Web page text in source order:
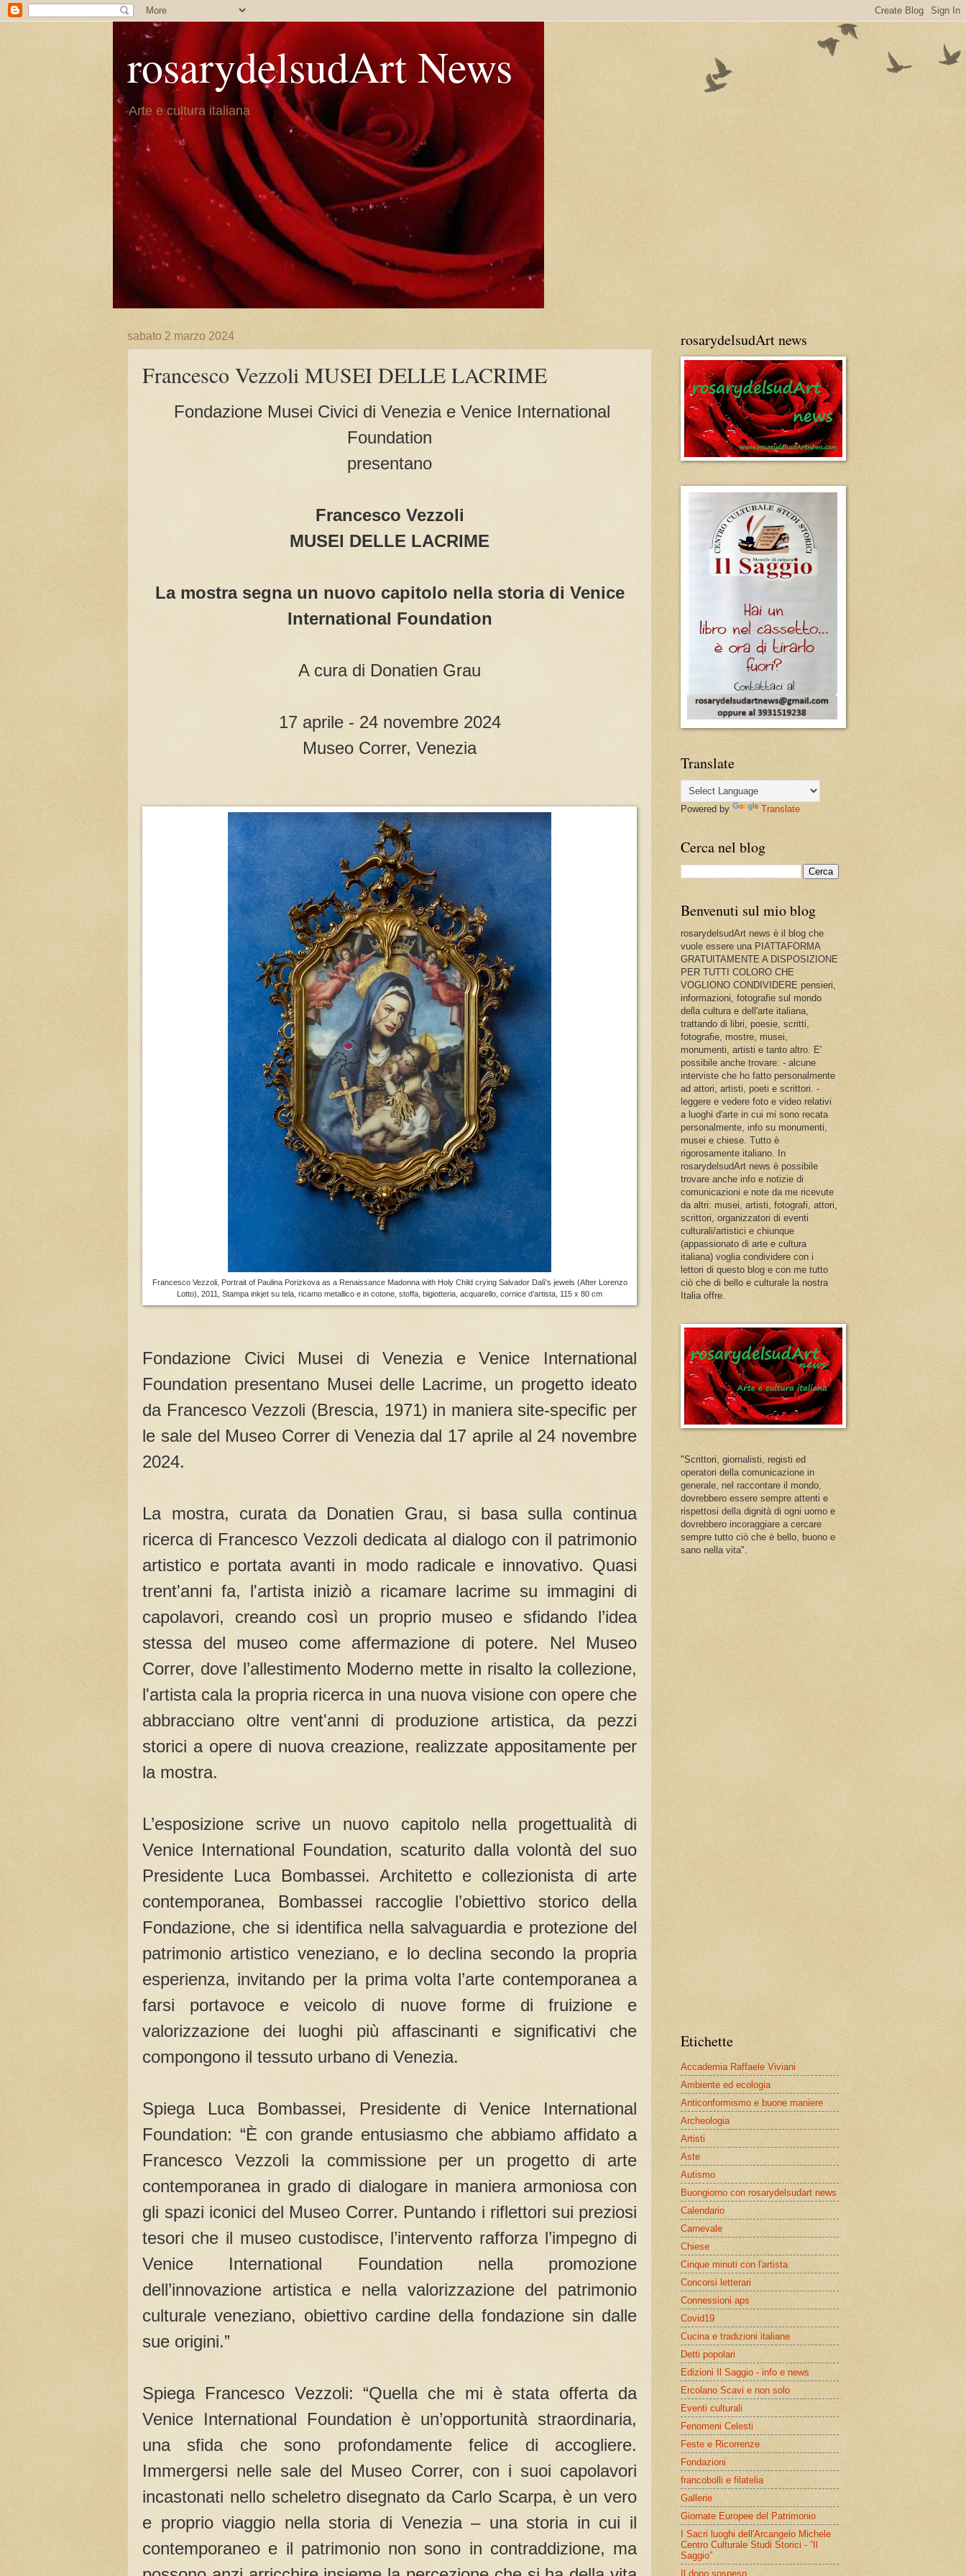
rosarydelsudArt News
Arte e cultura italiana
sabato 2 marzo 2024
Francesco Vezzoli MUSEI DELLE LACRIME
Fondazione Musei Civici di Venezia e Venice International
Foundation
presentano
Francesco Vezzoli
MUSEI DELLE LACRIME
La mostra segna un nuovo capitolo nella storia di Venice
International Foundation
A cura di Donatien Grau
17 aprile - 24 novembre 2024
Museo Correr, Venezia
Francesco Vezzoli, Portrait of Paulina Porizkova as a Renaissance Madonna with Holy Child crying Salvador Dalì's jewels (After Lorenzo
Lotto), 2011, Stampa inkjet su tela, ricamo metallico e in cotone, stoffa, bigiotteria, acquarello, cornice d’artista, 115 x 80 cm
Fondazione Civici Musei di Venezia e Venice International
Foundation presentano Musei delle Lacrime, un progetto ideato
da Francesco Vezzoli (Brescia, 1971) in maniera site-specific per
le sale del Museo Correr di Venezia dal 17 aprile al 24 novembre
2024.
La mostra, curata da Donatien Grau, si basa sulla continua
ricerca di Francesco Vezzoli dedicata al dialogo con il patrimonio
artistico e portata avanti in modo radicale e innovativo. Quasi
trent'anni fa, l'artista iniziò a ricamare lacrime su immagini di
capolavori, creando così un proprio museo e sfidando l’idea
stessa del museo come affermazione di potere. Nel Museo
Correr, dove l’allestimento Moderno mette in risalto la collezione,
l'artista cala la propria ricerca in una nuova visione con opere che
abbracciano oltre vent'anni di produzione artistica, da pezzi
storici a opere di nuova creazione, realizzate appositamente per
la mostra.
L’esposizione scrive un nuovo capitolo nella progettualità di
Venice International Foundation, scaturito dalla volontà del suo
Presidente Luca Bombassei. Architetto e collezionista di arte
contemporanea, Bombassei raccoglie l’obiettivo storico della
Fondazione, che si identifica nella salvaguardia e protezione del
patrimonio artistico veneziano, e lo declina secondo la propria
esperienza, invitando per la prima volta l’arte contemporanea a
farsi portavoce e veicolo di nuove forme di fruizione e
valorizzazione dei luoghi più affascinanti e significativi che
compongono il tessuto urbano di Venezia.
Spiega Luca Bombassei, Presidente di Venice International
Foundation: “È con grande entusiasmo che abbiamo affidato a
Francesco Vezzoli la commissione per un progetto di arte
contemporanea in grado di dialogare in maniera armoniosa con
gli spazi iconici del Museo Correr. Puntando i riflettori sui preziosi
tesori che il museo custodisce, l’intervento rafforza l’impegno di
Venice International Foundation nella promozione
dell’innovazione artistica e nella valorizzazione del patrimonio
culturale veneziano, obiettivo cardine della fondazione sin dalle
sue origini.”
Spiega Francesco Vezzoli: “Quella che mi è stata offerta da
Venice International Foundation è un’opportunità straordinaria,
una sfida che sono profondamente felice di accogliere.
Immergersi nelle sale del Museo Correr, con i suoi capolavori
incastonati nello scheletro disegnato da Carlo Scarpa, è un vero
e proprio viaggio nella storia di Venezia – una storia in cui il
contemporaneo e il patrimonio non sono in contraddizione, ma
rosarydelsudArt news
Translate
Powered by Translate
Cerca nel blog
Benvenuti sul mio blog
rosarydelsudArt news è il blog che
vuole essere una PIATTAFORMA
GRATUITAMENTE A DISPOSIZIONE
PER TUTTI COLORO CHE
VOGLIONO CONDIVIDERE pensieri,
informazioni, fotografie sul mondo
della cultura e dell'arte italiana,
trattando di libri, poesie, scritti,
fotografie, mostre, musei,
monumenti, artisti e tanto altro. E'
possibile anche trovare: - alcune
interviste che ho fatto personalmente
ad attori, artisti, poeti e scrittori. -
leggere e vedere foto e video relativi
a luoghi d'arte in cui mi sono recata
personalmente, info su monumenti,
musei e chiese. Tutto è
rigorosamente italiano. In
rosarydelsudArt news è possibile
trovare anche info e notizie di
comunicazioni e note da me ricevute
da altri: musei, artisti, fotografi, attori,
scrittori, organizzatori di eventi
culturali/artistici e chiunque
(appassionato di arte e cultura
italiana) voglia condividere con i
lettori di questo blog e con me tutto
ciò che di bello e culturale la nostra
Italia offre.
"Scrittori, giornalisti, registi ed
operatori della comunicazione in
generale, nel raccontare il mondo,
dovrebbero essere sempre attenti e
rispettosi della dignità di ogni uomo e
dovrebbero incoraggiare a cercare
sempre tutto ciò che è bello, buono e
sano nella vita".
Etichette
Accademia Raffaele Viviani
Ambiente ed ecologia
Anticonformismo e buone maniere
Archeologia
Artisti
Aste
Autismo
Buongiorno con rosarydelsudart news
Calendario
Carnevale
Chiese
Cinque minuti con l'artista
Concorsi letterari
Connessioni aps
Covid19
Cucina e tradizioni italiane
Detti popolari
Edizioni Il Saggio - info e news
Ercolano Scavi e non solo
Eventi culturali
Fenomeni Celesti
Feste e Ricorrenze
Fondazioni
francobolli e filatelia
Gallerie
Giornate Europee del Patrimonio
I Sacri luoghi dell'Arcangelo Michele
Centro Culturale Studi Storici - “Il
Saggio”
Il dono sospeso